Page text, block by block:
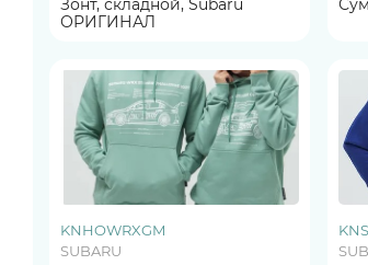
Зонт, складной, Subaru
ОРИГИНАЛ
KNHOWRXGM
SUBARU